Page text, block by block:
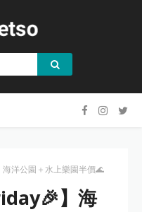
洋公園＋水上樂園半價🌊
】海